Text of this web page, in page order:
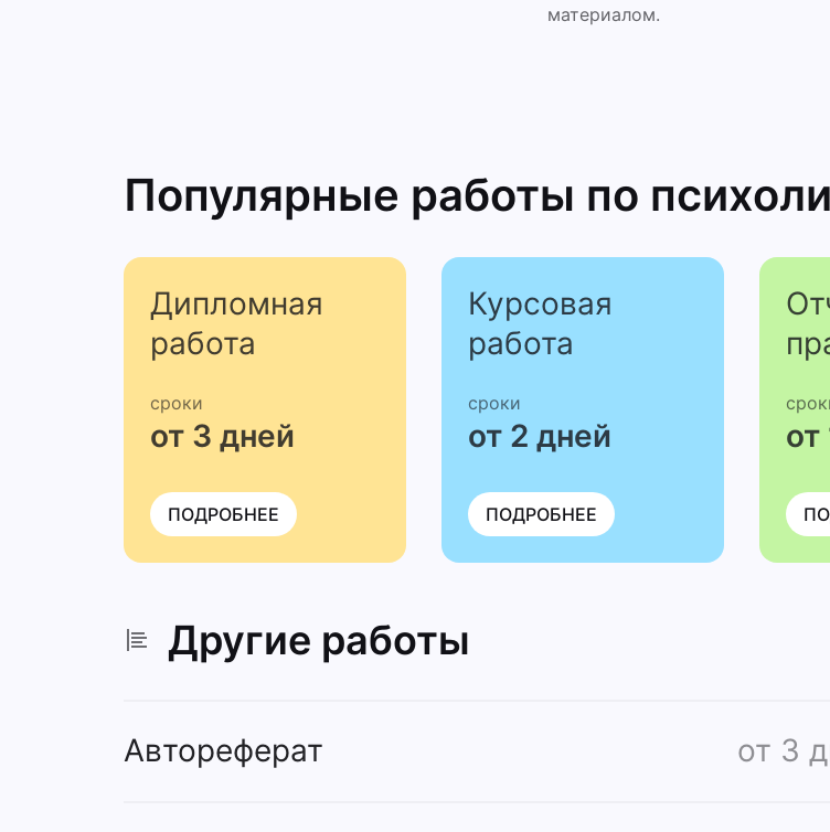
материалом.
Популярные работы по
Дипломная
работа
сроки
от 3 дней
ПОДРОБНЕЕ
Курсовая
работа
сроки
от 2 дней
ПОДРОБНЕЕ
от
Другие работы
Автореферат от 3